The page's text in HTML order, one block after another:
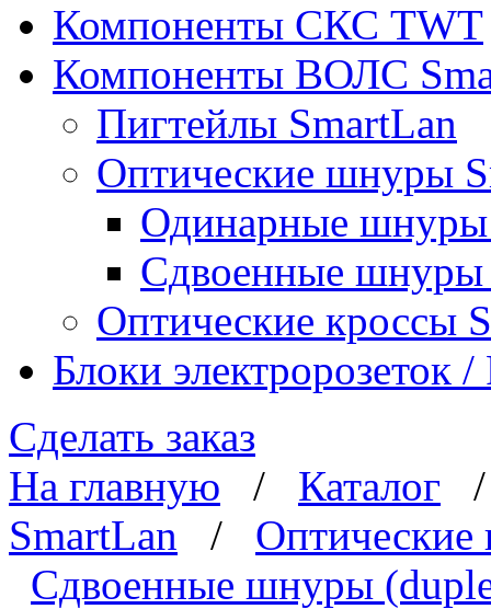
Компоненты СКС TWT
Компоненты ВОЛС
Пигтейлы SmartLan
Оптические шнуры
Одинарные
Сдвоенные шнуры
Оптические кроссы
Блоки электророзеток
Сделать заказ
На главную / Каталог
SmartLan /
Сдвоенные шнуры